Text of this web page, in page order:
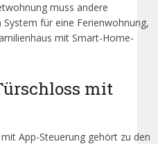
muss andere
für eine Ferienwohnung,
mit Smart-Home-
mit
App-Steuerung gehört zu den